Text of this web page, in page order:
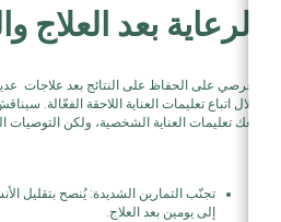
الرعاية بعد العلاج
احرصي على الحفاظ على النتائج بعد علاجات عديد
خلال اتباع تعليمات العناية اللاحقة الفعّالة.
معك تعليمات العناية الشخصية، ولكن التوصيات
تجنّب التمارين الشديدة: يُنصح بتقليل
إلى يومين بعد العلاج.